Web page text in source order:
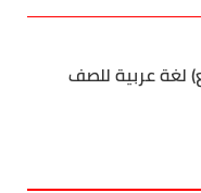
لغة عربية للصف